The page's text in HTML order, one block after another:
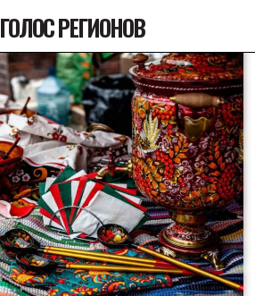
ГОЛОС РЕГИОНОВ